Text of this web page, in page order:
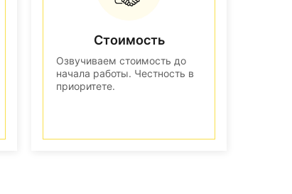
Стоимость
Озвучиваем стоимость до
начала работы. Честность в
приоритете.